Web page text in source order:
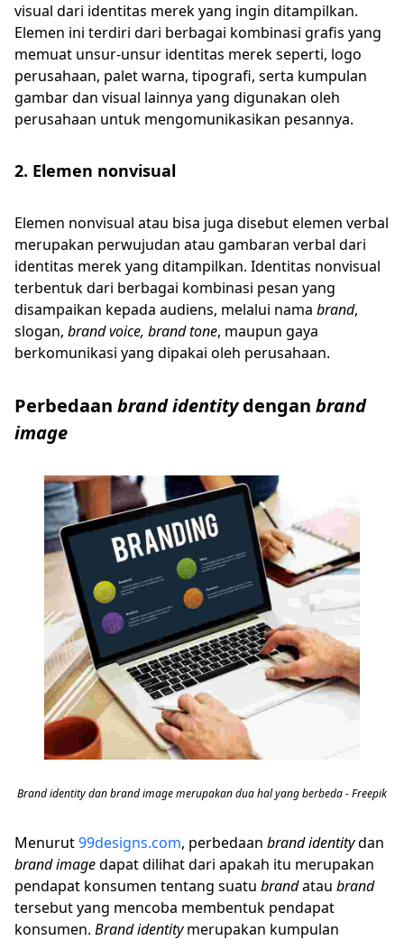
visual dari identitas merek yang ingin ditampilkan.
Elemen ini terdiri dari berbagai kombinasi grafis yang
memuat unsur-unsur identitas merek seperti, logo
perusahaan, palet warna, tipografi, serta kumpulan
gambar dan visual lainnya yang digunakan oleh
perusahaan untuk mengomunikasikan pesannya.
2. Elemen nonvisual
Elemen nonvisual atau bisa juga disebut elemen verbal
merupakan perwujudan atau gambaran verbal dari
identitas merek yang ditampilkan. Identitas nonvisual
terbentuk dari berbagai kombinasi pesan yang
disampaikan kepada audiens, melalui nama brand,
slogan, brand voice, brand tone, maupun gaya
berkomunikasi yang dipakai oleh perusahaan.
Perbedaan brand identitydengan brand
image
Brand identity dan brand image merupakan dua hal yang berbeda - Freepik
Menurut99designs.com, perbedaan brand identitydan
brand imagedapat dilihat dari apakah itu merupakan
pendapat konsumen tentang suatu brandatau brand
tersebut yang mencoba membentuk pendapat
konsumen. Brand identitymerupakan kumpulan